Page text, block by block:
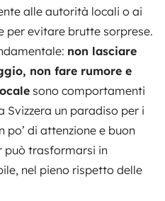
alle autorità locali o ai
per evitare brutte sorprese.
non lasciare
non fare rumore e
sono comportamenti
Svizzera un paradiso per i
di attenzione e buon
può trasformarsi in
nel pieno rispetto delle